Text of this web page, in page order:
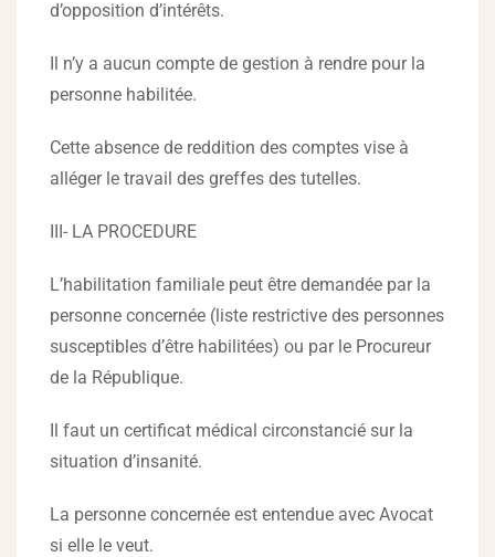
d’opposition d’intérêts.
Il n’y a aucun compte de gestion à rendre pour la
personne habilitée.
Cette absence de reddition des comptes vise à
alléger le travail des greffes des tutelles.
III- LA PROCEDURE
L’habilitation familiale peut être demandée par la
personne concernée (liste restrictive des personnes
susceptibles d’être habilitées) ou par le Procureur
de la République.
Il faut un certificat médical circonstancié sur la
situation d’insanité.
La personne concernée est entendue avec Avocat
si elle le veut.